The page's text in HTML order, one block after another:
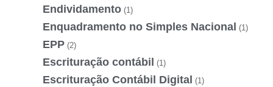
Endividamento (1)
Enquadramento no Simples Nacional (1)
EPP (2)
Escrituração contábil (1)
Escrituração Contábil Digital (1)